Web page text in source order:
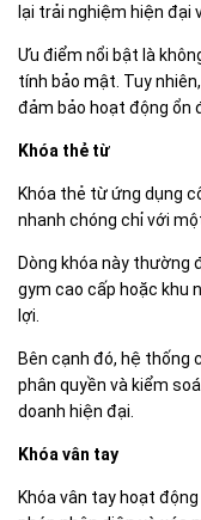
lại trải nghiệm hiện đại
Ưu điểm nổi bật là
tính bảo mật. Tuy
đảm bảo hoạt động ổn
Khóa thẻ từ
Khóa thẻ từ ứng dụng
nhanh chóng chỉ với
Dòng khóa này thường
gym cao cấp hoặc khu
lợi.
Bên cạnh đó, hệ thống
phân quyền và kiểm
doanh hiện đại.
Khóa vân tay
Khóa vân tay hoạt